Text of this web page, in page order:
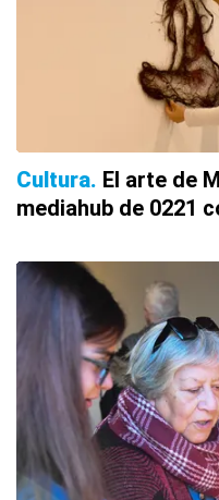
Cultura El arte de
mediahub de 0221